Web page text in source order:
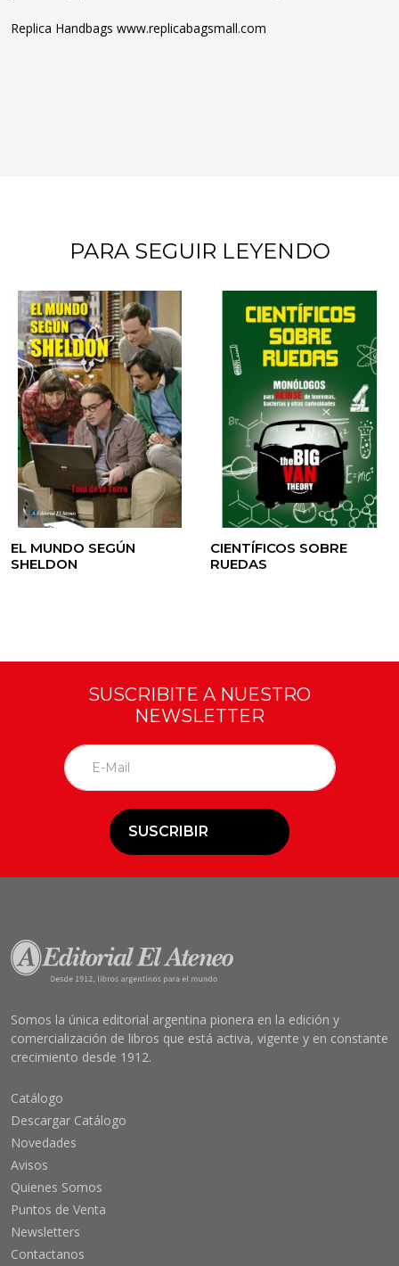
Replica Handbags www.replicabagsmall.com
PARA SEGUIR LEYENDO
EL MUNDO SEGÚN
SHELDON
CIENTÍFICOS SOBRE
RUEDAS
SUSCRIBITE A NUESTRO
NEWSLETTER
SUSCRIBIR
Somos la única editorial argentina pionera en la edición y
comercialización de libros que está activa, vigente y en constante
crecimiento desde 1912.
Catálogo
Descargar Catálogo
Novedades
Avisos
Quienes Somos
Puntos de Venta
Newsletters
Contactanos